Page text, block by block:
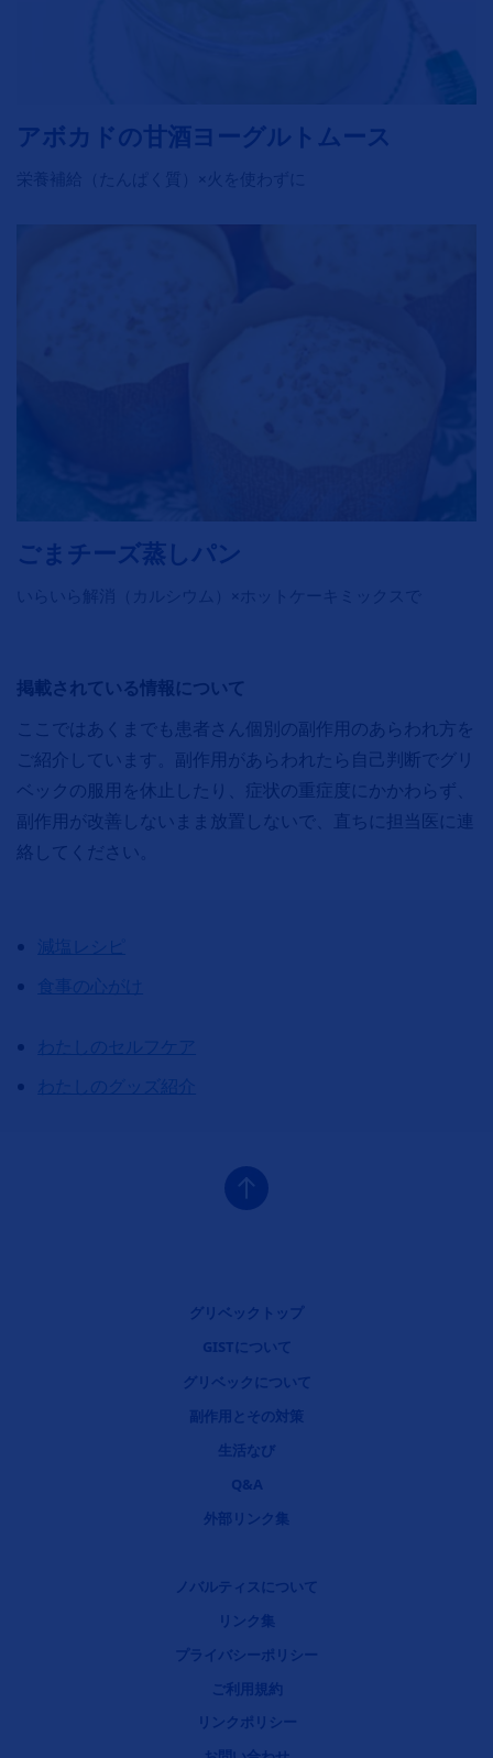
アボカドの甘酒ヨーグルトムース
ごまチーズ蒸しパン
掲載されている情報について
ここではあくまでも患者さん個別の副作用のあらわれ方を
ご紹介しています。副作用があらわれたら自己判断でグリ
ベックの服用を休止したり、症状の重症度にかかわらず、
副作用が改善しないまま放置しないで、直ちに担当医に連
絡してください。
減塩レシピ
食事の心がけ
わたしのセルフケア
わたしのグッズ紹介
グリベックトップ
GISTについて
グリベックについて
副作用とその対策
生活なび
Q&A
外部リンク集
ノバルティスについて
リンク集
プライバシーポリシー
ご利用規約
リンクポリシー